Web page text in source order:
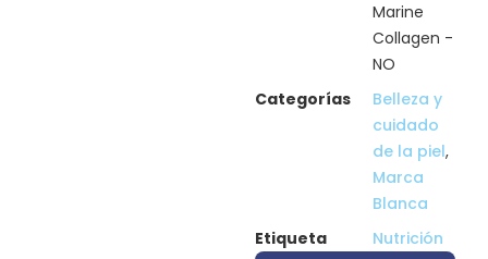
Marine
Collagen -
NO
Categorías
Belleza y
cuidado
de la piel,
Marca
Blanca
Etiqueta
Nutrición